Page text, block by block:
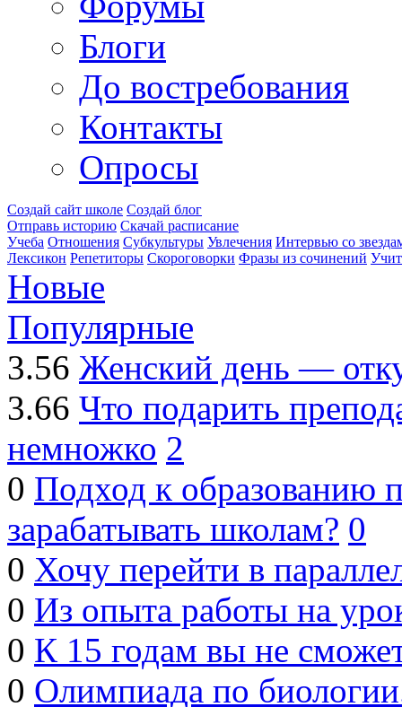
Блоги
До востребования
Контакты
Опросы
Создай сайт школе Создай блог
Отправь историю Скачай расписание
Учеба Отношения Субкультуры Увлечения Интервью со
Лексикон Репетиторы Скороговорки Фразы из сочинений
Новые
Популярные
3.56 Женский день —
3.66 Что подарить
немножко 2
0 Подход к образованию
зарабатывать школам? 0
0 Хочу перейти в
0 Из опыта работы на
0 К 15 годам вы не
0 Олимпиада по